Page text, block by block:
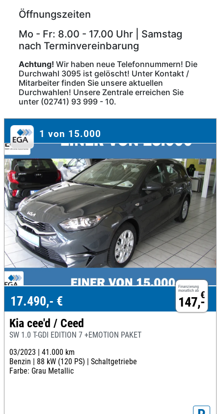
Öffnungszeiten
Mo - Fr: 8.00 - 17.00 Uhr | Samstag
nach Terminvereinbarung
Achtung! Wir haben neue Telefonnummern! Die
Durchwahl 3095 ist gelöscht! Unter Kontakt /
Mitarbeiter finden Sie unsere aktuellen
Durchwahlen! Unsere Zentrale erreichen Sie
unter (02741) 93 999 - 10.
1 von 15.000
Finanzierung
monatlich ab €
147,-
17.490,- €
Kia cee'd / Ceed
SW 1.0 T-GDI EDITION 7 +EMOTION PAKET
03/2023 | 41.000 km
Benzin | 88 kW (120 PS) | Schaltgetriebe
Farbe: Grau Metallic